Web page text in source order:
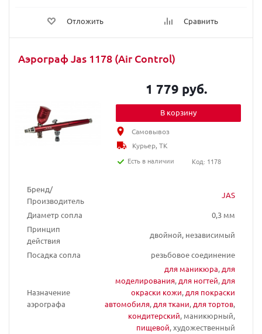
Отложить Сравнить
Аэрограф Jas 1178 (Air Control)
Бренд/
Производитель
JAS
Диаметр сопла
0,3 мм
Принцип
действия
двойной, независимый
Посадка сопла
резьбовое соединение
Назначение
аэрографа
для маникюра, для
моделирования, для ногтей, для
окраски кожи, для покраски
автомобиля, для ткани, для тортов,
кондитерский, маникюрный,
пищевой, художественный
1 779 руб.
В корзину
Самовывоз
Курьер, ТК
Есть в наличии
Код: 1178